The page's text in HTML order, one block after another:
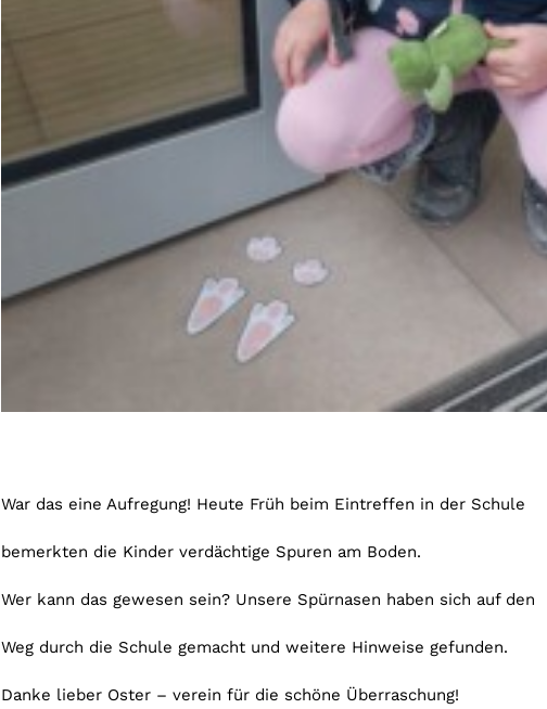
War das eine Aufregung! Heute Früh beim Eintreffen in der Schule
bemerkten die Kinder verdächtige Spuren am Boden.
Wer kann das gewesen sein? Unsere Spürnasen haben sich auf den
Weg durch die Schule gemacht und weitere Hinweise gefunden.
Danke lieber Oster – verein für die schöne Überraschung!